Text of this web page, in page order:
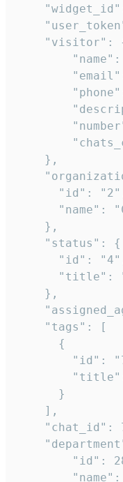
"visitor":
    },
"id":
"name":
    },
    "status": {
"id":
"title":
    },
    "tags": [
      {
"id":
      }
    ],
"chat_id":
"id":
"name":